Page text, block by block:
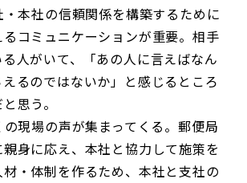
本社の信頼関係を構築するために
コミュニケーションが重要。相手
人がいて、「あの人に言えばなん
るのではないか」と感じるところ
思う。
現場の声が集まってくる。郵便局
身に応え、本社と協力して施策を
・体制を作るため、本社と支社の